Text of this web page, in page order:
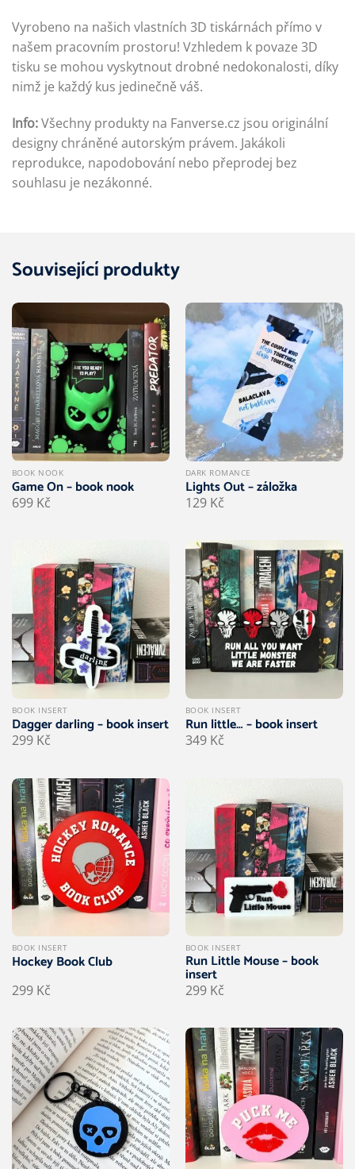
Vyrobeno na našich vlastních 3D tiskárnách přímo v
našem pracovním prostoru! Vzhledem k povaze 3D
tisku se mohou vyskytnout drobné nedokonalosti, díky
nimž je každý kus jedinečně váš.
Info:Všechny produkty na Fanverse.cz jsou originální
designy chráněné autorským právem. Jakákoli
reprodukce, napodobování nebo přeprodej bez
souhlasu je nezákonné.
Související produkty
BOOK NOOK
Game On – book nook
699 Kč
DARK ROMANCE
Lights Out – záložka
129 Kč
BOOK INSERT
Dagger darling – book insert
299 Kč
BOOK INSERT
Run little… – book insert
349 Kč
BOOK INSERT
Hockey Book Club
299 Kč
BOOK INSERT
Run Little Mouse – book
insert
299 Kč